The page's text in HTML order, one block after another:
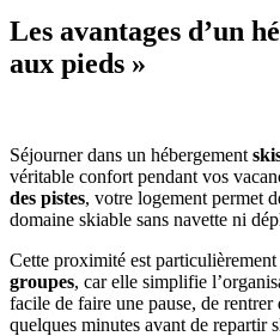
Les avantages d’un
aux pieds »
Séjourner dans un hébergement
véritable confort pendant vos
des pistes, votre logement permet
domaine skiable sans navette ni
Cette proximité est particulièrement
groupes, car elle simplifie
facile de faire une pause, de rentrer
quelques minutes avant de repartir